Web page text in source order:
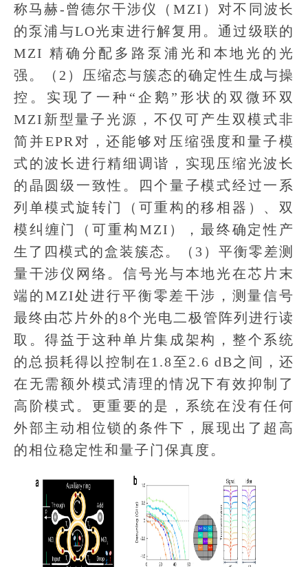
称马赫-曾德尔干涉仪（MZI）对不同波长
的泵浦与LO光束进行解复用。通过级联的
MZI 精确分配多路泵浦光和本地光的光
强。（2）压缩态与簇态的确定性生成与操
控。实现了一种“企鹅”形状的双微环双
MZI新型量子光源，不仅可产生双模式非
简并EPR对，还能够对压缩强度和量子模
式的波长进行精细调谐，实现压缩光波长
的晶圆级一致性。四个量子模式经过一系
列单模式旋转门（可重构的移相器）、双
模纠缠门（可重构MZI），最终确定性产
生了四模式的盒装簇态。（3）平衡零差测
量干涉仪网络。信号光与本地光在芯片末
端的MZI处进行平衡零差干涉，测量信号
最终由芯片外的8个光电二极管阵列进行读
取。得益于这种单片集成架构，整个系统
的总损耗得以控制在1.8至2.6 dB之间，还
在无需额外模式清理的情况下有效抑制了
高阶模式。更重要的是，系统在没有任何
外部主动相位锁的条件下，展现出了超高
的相位稳定性和量子门保真度。